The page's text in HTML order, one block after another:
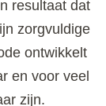
resultaat dat
zorgvuldige
ontwikkelt
en voor veel
zijn.